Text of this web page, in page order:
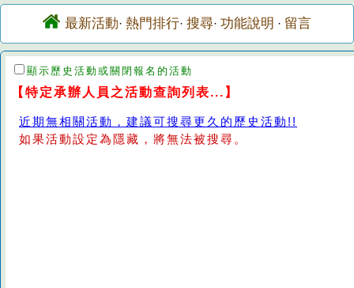
最新活動· 熱門排行· 搜尋· 功能說明 · 留言
顯示歷史活動或關閉報名的活動
【特定承辦人員之活動查詢列表...】
近期無相關活動，建議可搜尋更久的歷史活動!!
如果活動設定為隱藏，將無法被搜尋。